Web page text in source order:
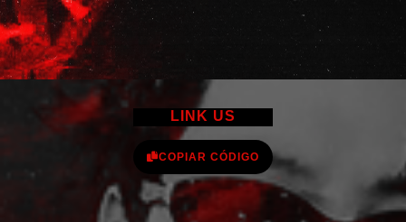
LINK US
COPIAR CÓDIGO